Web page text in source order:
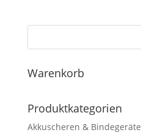
Warenkorb
Produktkategorien
Akkuscheren & Bindegeräte